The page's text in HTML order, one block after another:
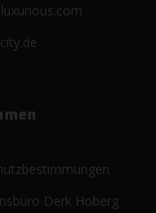
Derk Hoberg